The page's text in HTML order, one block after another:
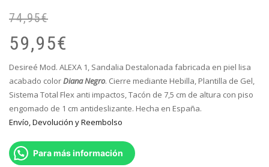
74,95€
59,95€
Desireé Mod. ALEXA 1, Sandalia Destalonada fabricada en piel lisa
acabado colorDiana Negro. Cierre mediante Hebilla, Plantilla de Gel,
Sistema Total Flex anti impactos, Tacón de 7,5 cm de altura con piso
engomado de 1 cm antideslizante. Hecha en España.
Envío, Devolución y Reembolso
Para más información